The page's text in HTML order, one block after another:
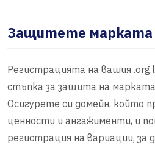
Защитете марката
Регистрацията на вашия
стъпка за защита на
Осигурете си домейн, който
ценности и ангажименти, и
регистрация на вариации,